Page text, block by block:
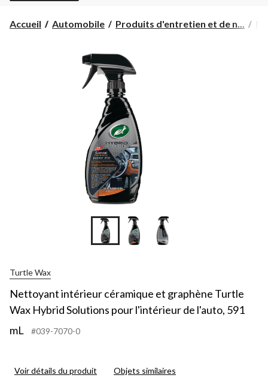
Accueil Automobile Produits d'entretien et de n...
Turtle Wax
Nettoyant intérieur céramique et graphène Turtle
Wax Hybrid Solutions pour l'intérieur de l'auto, 591
mL
#039-7070-0
Voir détails du produit Objets similaires